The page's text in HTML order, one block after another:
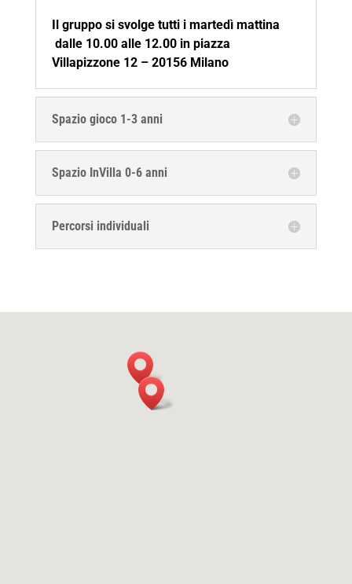
Il gruppo si svolge tutti i martedì mattina
dalle 10.00 alle 12.00 in piazza
Villapizzone 12 – 20156 Milano
Spazio gioco 1-3 anni
Spazio InVilla 0-6 anni
Percorsi individuali